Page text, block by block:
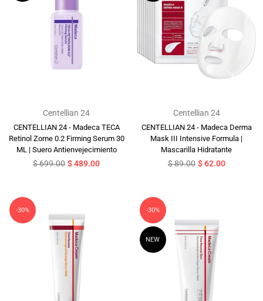
Centellian 24
CENTELLIAN 24 - Madeca TECA
Retinol Zome 0.2 Firming Serum 30
ML | Suero Antienvejecimiento
Precio
$ 699.00 $ 489.00
Centellian 24
CENTELLIAN 24 - Madeca Derma
Mask III Intensive Formula |
Mascarilla Hidratante
Precio
$ 89.00 $ 62.00
-30% -30%
NEW